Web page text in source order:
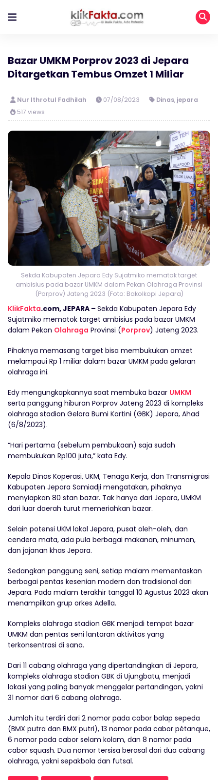
Bazar UMKM Porprov 2023 di Jepara
Ditargetkan Tembus Omzet 1 Miliar
Nur Ithrotul Fadhilah 07/08/2023 Dinas, jepara
517 views
Sekda Kabupaten Jepara Edy Sujatmiko mematok target
ambisius pada bazar UMKM dalam Pekan Olahraga Provinsi
(Porprov) Jateng 2023 (Foto: Bakolkopi Jepara)
KlikFakta.com, JEPARA – Sekda Kabupaten Jepara Edy
Sujatmiko mematok target ambisius pada bazar UMKM
dalam Pekan Olahraga Provinsi (Porprov) Jateng 2023.
Pihaknya memasang target bisa membukukan omzet
melampaui Rp 1 miliar dalam bazar UMKM pada gelaran
olahraga ini.
Edy mengungkapkannya saat membuka bazar UMKM
serta panggung hiburan Porprov Jateng 2023 di kompleks
olahraga stadion Gelora Bumi Kartini (GBK) Jepara, Ahad
(6/8/2023).
“Hari pertama (sebelum pembukaan) saja sudah
membukukan Rp100 juta,” kata Edy.
Kepala Dinas Koperasi, UKM, Tenaga Kerja, dan Transmigrasi
Kabupaten Jepara Samiadji mengatakan, pihaknya
menyiapkan 80 stan bazar. Tak hanya dari Jepara, UMKM
dari luar daerah turut memeriahkan bazar.
Selain potensi UKM lokal Jepara, pusat oleh-oleh, dan
cendera mata, ada pula berbagai makanan, minuman,
dan jajanan khas Jepara.
Sedangkan panggung seni, setiap malam mementaskan
berbagai pentas kesenian modern dan tradisional dari
Jepara. Pada malam terakhir tanggal 10 Agustus 2023 akan
menampilkan grup orkes Adella.
Kompleks olahraga stadion GBK menjadi tempat bazar
UMKM dan pentas seni lantaran aktivitas yang
terkonsentrasi di sana.
Dari 11 cabang olahraga yang dipertandingkan di Jepara,
kompleks olahraga stadion GBK di Ujungbatu, menjadi
lokasi yang paling banyak menggelar pertandingan, yakni
31 nomor dari 6 cabang olahraga.
Jumlah itu terdiri dari 2 nomor pada cabor balap sepeda
(BMX putra dan BMX putri), 13 nomor pada cabor pétanque,
6 nomor pada cabor selam kolam, dan 8 nomor pada
cabor squash. Dua nomor tersisa berasal dari dua cabang
olahraga, yakni sepakbola dan futsal.